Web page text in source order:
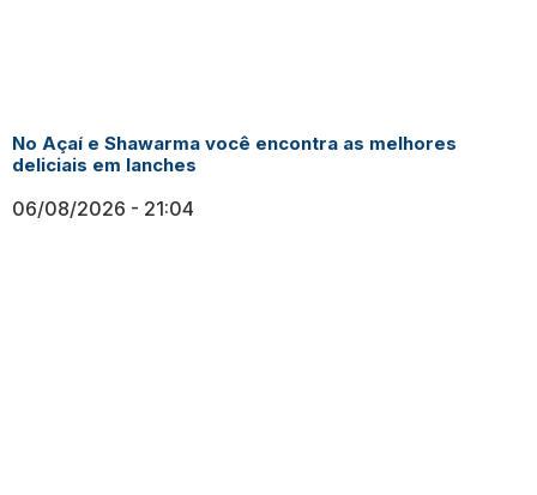
No Açaí e Shawarma você encontra as melhores
deliciais em lanches
06/08/2026 21:04